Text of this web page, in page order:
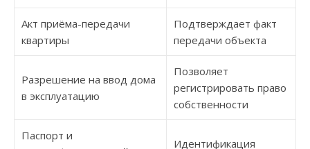
Акт приёма-передачи
квартиры
Подтверждает факт
передачи объекта
Разрешение на ввод дома
в эксплуатацию
Позволяет
регистрировать право
собственности
Паспорт и
Идентификация